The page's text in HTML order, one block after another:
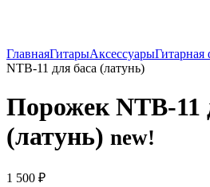
ГлавнаяГитарыАксессуарыГитарная
NTB-11 для баса (латунь)
Порожек NTB-11
(латунь) new!
1 500 ₽